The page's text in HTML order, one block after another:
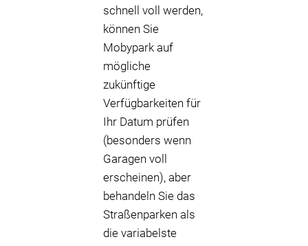
schnell voll werden,
können Sie
Mobypark auf
mögliche
zukünftige
Verfügbarkeiten für
Ihr Datum prüfen
(besonders wenn
Garagen voll
erscheinen), aber
behandeln Sie das
Straßenparken als
die variabelste